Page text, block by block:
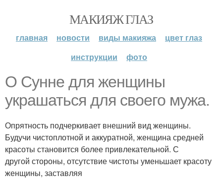
МАКИЯЖ ГЛАЗ
главная новости виды макияжа
цвет глаз
инструкции
фото
О Сунне для женщины
украшаться для своего мужа.
Опрятность подчеркивает внешний вид женщины.
Будучи чистоплотной и аккуратной, женщина средней
красоты становится более привлекательной. С
другой стороны, отсутствие чистоты уменьшает красоту
женщины, заставляя